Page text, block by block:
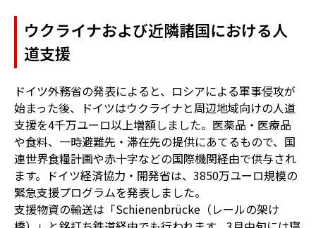
ウクライナおよび近隣諸国における人
道支援
ドイツ外務省の発表によると、ロシアによる軍事侵攻が
始まった後、ドイツはウクライナと周辺地域向けの人道
支援を4千万ユーロ以上増額しました。医薬品・医療品
や食料、一時避難先・滞在先の提供にあてるもので、国
連世界食糧計画や赤十字などの国際機関経由で供与され
ます。ドイツ経済協力・開発省は、3850万ユーロ規模の
緊急支援プログラムを発表しました。
支援物資の輸送は「Schienenbrücke（レールの架け